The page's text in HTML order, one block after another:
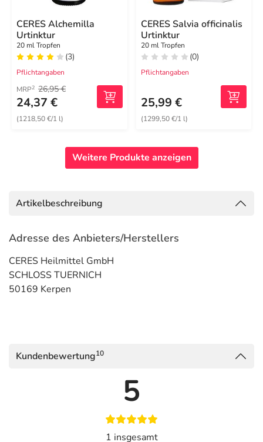
CERES Alchemilla
Urtinktur
20 ml Tropfen
(3)
Pflichtangaben
MRP2 26,95 €
24,37 €
(1218,50 €/1 l)
CERES Salvia officinalis
Urtinktur
20 ml Tropfen
(0)
Pflichtangaben
25,99 €
(1299,50 €/1 l)
Weitere Produkte anzeigen
Artikelbeschreibung
Adresse des Anbieters/Herstellers
CERES Heilmittel GmbH
SCHLOSS TUERNICH
50169 Kerpen
Kundenbewertung10
5
1 insgesamt